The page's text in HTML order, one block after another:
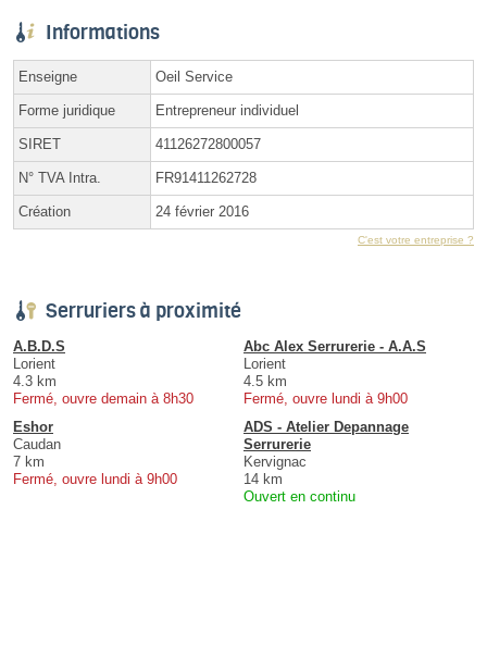
Informations
Enseigne Oeil Service
Forme juridique Entrepreneur individuel
SIRET 41126272800057
N° TVA Intra. FR91411262728
Création 24 février 2016
C'est votre entreprise ?
Serruriers à proximité
A.B.D.S
Lorient
4.3 km
Fermé, ouvre demain à 8h30
Abc Alex Serrurerie - A.A.S
Lorient
4.5 km
Fermé, ouvre lundi à 9h00
Eshor
Caudan
7 km
Fermé, ouvre lundi à 9h00
ADS - Atelier Depannage
Serrurerie
Kervignac
14 km
Ouvert en continu